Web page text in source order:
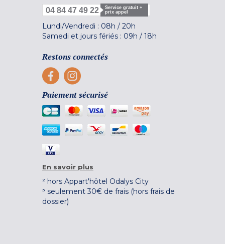
04 84 47 49 22
Service gratuit +
prix appel
Lundi/Vendredi : 08h / 20h
Samedi et jours fériés : 09h / 18h
Restons connectés
Paiement sécurisé
En savoir plus
² hors Appart'hôtel Odalys City
³ seulement 30€ de frais (hors frais de
dossier)